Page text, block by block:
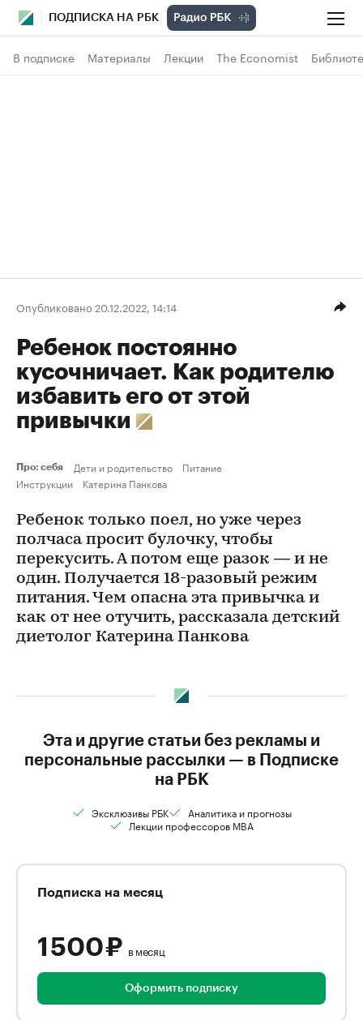
ПОДПИСКА НА РБК
В подписке Материалы Лекции The Economist
Опубликовано 20.12.2022, 14:14
Ребенок постоянно
кусочничает. Как родителю
избавить его от этой
привычки
Про: себя Дети и родительство
Питание
Инструкции
Катерина Панкова
Ребенок только поел, но уже через
полчаса просит булочку, чтобы
перекусить. А потом еще разок — и не
один. Получается 18-разовый режим
питания. Чем опасна эта привычка и
как от нее отучить, рассказала детский
диетолог Катерина Панкова
Эта и другие статьи без рекламы и
персональные рассылки — в Подписке
на РБК
Эксклюзивы РБК
Аналитика и прогнозы
Лекции профессоров MBA
Подписка на месяц
1 500 ₽ в месяц
Оформить подписку